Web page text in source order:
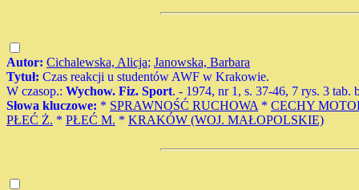
Autor: Cichalewska, Alicja; Janowska, Barbara
Tytuł: Czas reakcji u studentów AWF w Krakowie.
W czasop.: Wychow. Fiz. Sport. - 1974, nr 1, s. 37-46, 7 rys. 3 tab.
Słowa kluczowe: * SPRAWNOŚĆ RUCHOWA * CECHY
PŁEĆ Ż. * PŁEĆ M. * KRAKÓW (WOJ. MAŁOPOLSKIE)